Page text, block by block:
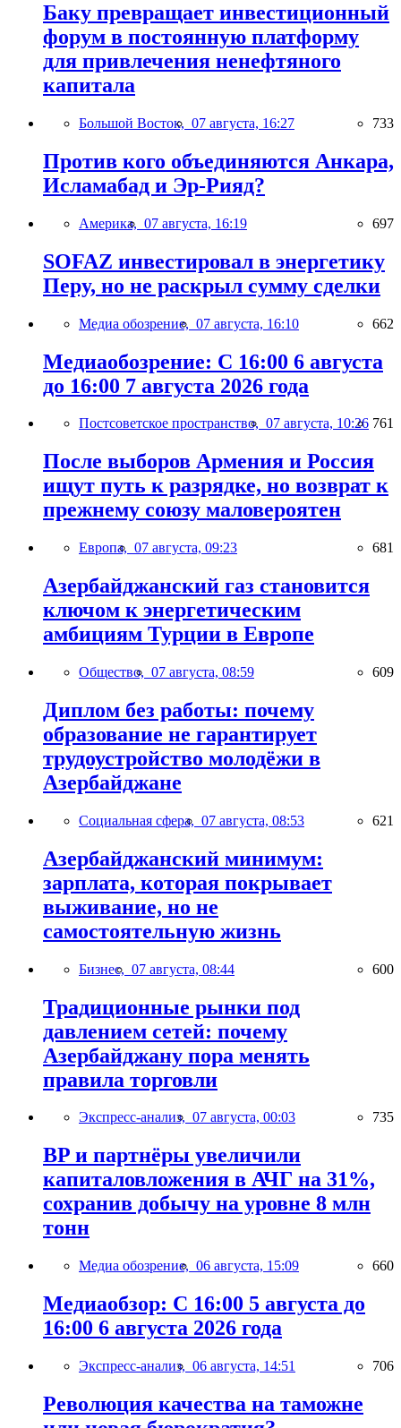
Баку превращает инвестиционный
форум в постоянную платформу
для привлечения ненефтяного
капитала
Большой Восток, 07 августа, 16:27 733
Против кого объединяются Анкара,
Исламабад и Эр-Рияд?
Америка, 07 августа, 16:19 697
SOFAZ инвестировал в энергетику
Перу, но не раскрыл сумму сделки
Медиа обозрение, 07 августа, 16:10 662
Медиаобозрение: С 16:00 6 августа
до 16:00 7 августа 2026 года
Постсоветское пространство, 07 августа, 10:26 761
После выборов Армения и Россия
ищут путь к разрядке, но возврат к
прежнему союзу маловероятен
Европа, 07 августа, 09:23 681
Азербайджанский газ становится
ключом к энергетическим
амбициям Турции в Европе
Общество, 07 августа, 08:59 609
Диплом без работы: почему
образование не гарантирует
трудоустройство молодёжи в
Азербайджане
Социальная сфера, 07 августа, 08:53 621
Азербайджанский минимум:
зарплата, которая покрывает
выживание, но не
самостоятельную жизнь
Бизнес, 07 августа, 08:44 600
Традиционные рынки под
давлением сетей: почему
Азербайджану пора менять
правила торговли
Экспресс-анализ, 07 августа, 00:03 735
BP и партнёры увеличили
капиталовложения в АЧГ на 31%,
сохранив добычу на уровне 8 млн
тонн
Медиа обозрение, 06 августа, 15:09 660
Медиаобзор: С 16:00 5 августа до
16:00 6 августа 2026 года
Экспресс-анализ, 06 августа, 14:51 706
Революция качества на таможне